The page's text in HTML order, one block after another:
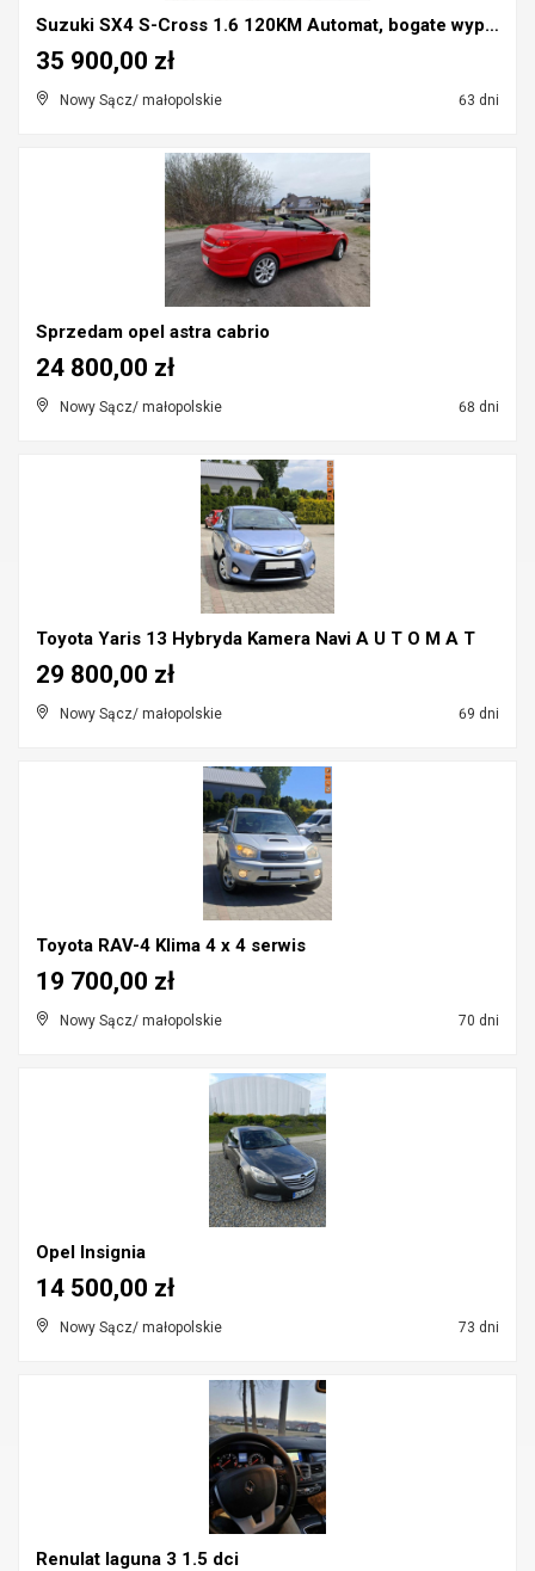
Suzuki SX4 S-Cross 1.6 120KM Automat, bogate wypos...
Nowy Sącz/ małopolskie 63 dni
35 900,00 zł
Sprzedam opel astra cabrio
Nowy Sącz/ małopolskie 68 dni
24 800,00 zł
Toyota Yaris 13 Hybryda Kamera Navi A U T O M A T
Nowy Sącz/ małopolskie 69 dni
29 800,00 zł
Toyota RAV-4 Klima 4 x 4 serwis
Nowy Sącz/ małopolskie 70 dni
19 700,00 zł
Opel Insignia
Nowy Sącz/ małopolskie 73 dni
14 500,00 zł
Renulat laguna 3 1.5 dci